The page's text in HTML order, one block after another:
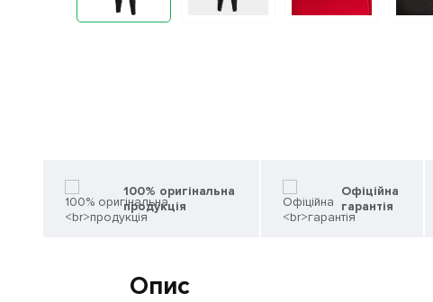
100% оригінальна
продукція
Офіційна
гарантія
Опис